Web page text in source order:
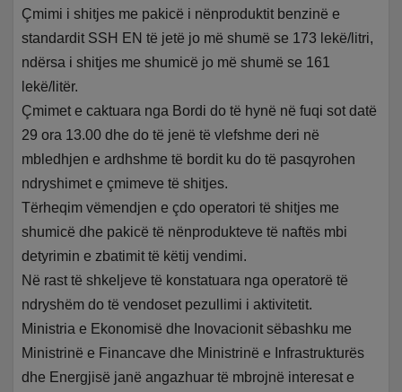
Çmimi i shitjes me pakicë i nënproduktit benzinë e
standardit SSH EN të jetë jo më shumë se 173 lekë/litri,
ndërsa i shitjes me shumicë jo më shumë se 161
lekë/litër.
Çmimet e caktuara nga Bordi do të hynë në fuqi sot datë
29 ora 13.00 dhe do të jenë të vlefshme deri në
mbledhjen e ardhshme të bordit ku do të pasqyrohen
ndryshimet e çmimeve të shitjes.
Tërheqim vëmendjen e çdo operatori të shitjes me
shumicë dhe pakicë të nënprodukteve të naftës mbi
detyrimin e zbatimit të këtij vendimi.
Në rast të shkeljeve të konstatuara nga operatorë të
ndryshëm do të vendoset pezullimi i aktivitetit.
Ministria e Ekonomisë dhe Inovacionit sëbashku me
Ministrinë e Financave dhe Ministrinë e Infrastrukturës
dhe Energjisë janë angazhuar të mbrojnë interesat e